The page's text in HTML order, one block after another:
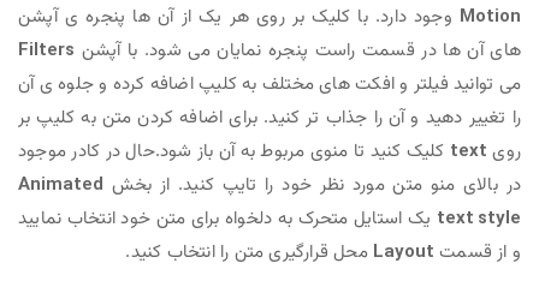
Motion وجود دارد. با کلیک بر روی هر یک از آن ها پنجره ی آپشن
های آن ها در قسمت راست پنجره نمایان می شود. با آپشن Filters
می توانید فیلتر و افکت های مختلف به کلیپ اضافه کرده و جلوه ی آن
را تغییر دهید و آن را جذاب تر کنید. برای اضافه کردن متن به کلیپ بر
روی text کلیک کنید تا منوی مربوط به آن باز شود.حال در کادر موجود
در بالای منو متن مورد نظر خود را تایپ کنید. از بخش Animated
text style یک استایل متحرک به دلخواه برای متن خود انتخاب نمایید
و از قسمت Layout محل قرارگیری متن را انتخاب کنید.